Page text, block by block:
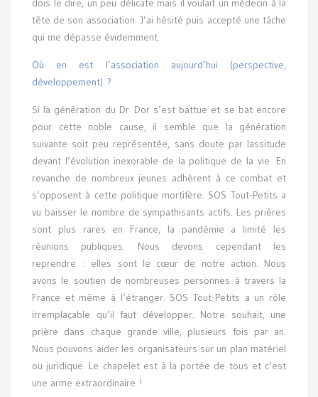
dois le dire, un peu délicate mais il voulait un médecin à la
tête de son association. J’ai hésité puis accepté une tâche
qui me dépasse évidemment.
Où en est l’association aujourd’hui (perspective,
développement) ?
Si la génération du Dr Dor s’est battue et se bat encore
pour cette noble cause, il semble que la génération
suivante soit peu représentée, sans doute par lassitude
devant l’évolution inexorable de la politique de la vie. En
revanche de nombreux jeunes adhèrent à ce combat et
s’opposent à cette politique mortifère. SOS Tout-Petits a
vu baisser le nombre de sympathisants actifs. Les prières
sont plus rares en France, la pandémie a limité les
réunions publiques. Nous devons cependant les
reprendre : elles sont le cœur de notre action. Nous
avons le soutien de nombreuses personnes à travers la
France et même à l’étranger. SOS Tout-Petits a un rôle
irremplaçable qu’il faut développer. Notre souhait, une
prière dans chaque grande ville, plusieurs fois par an.
Nous pouvons aider les organisateurs sur un plan matériel
ou juridique. Le chapelet est à la portée de tous et c’est
une arme extraordinaire !